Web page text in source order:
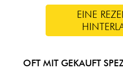
EINE
OFT MIT GEKAUFT